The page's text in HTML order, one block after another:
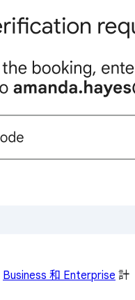
Business 和 Enterprise 計